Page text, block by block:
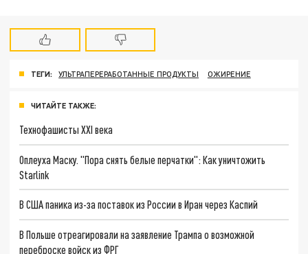
ТЕГИ: УЛЬТРАПЕРЕРАБОТАННЫЕ ПРОДУКТЫ ОЖИРЕНИЕ
ЧИТАЙТЕ ТАКЖЕ:
Технофашисты XXI века
Оплеуха Маску. "Пора снять белые перчатки": Как уничтожить
Starlink
В США паника из-за поставок из России в Иран через Каспий
В Польше отреагировали на заявление Трампа о возможной
переброске войск из ФРГ